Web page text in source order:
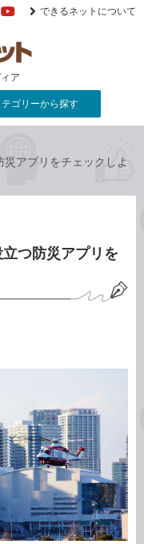
ア
YouTube
できるネットについて
テゴリーから探す
アプリをチェックしよ
つ防災アプリを